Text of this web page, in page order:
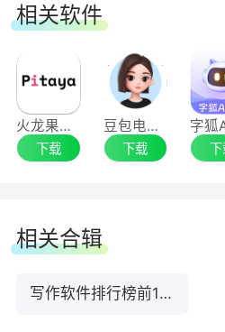
相关软件
火龙果写作64位
下载
豆包电脑版
下载
相关合辑
写作软件排行榜前10名下载